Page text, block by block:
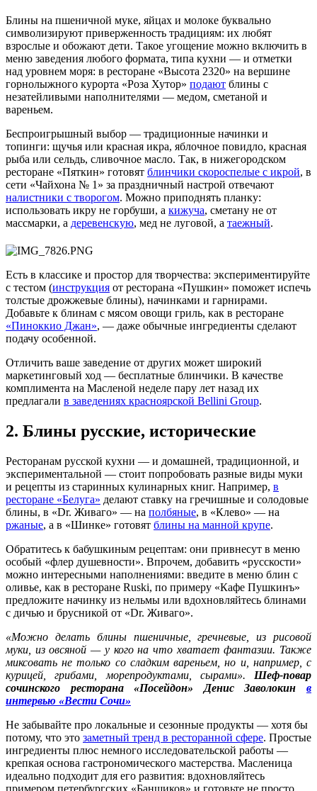
Блины на пшеничной муке, яйцах и молоке буквально
символизируют приверженность традициям: их любят
взрослые и обожают дети. Такое угощение можно включить в
меню заведения любого формата, типа кухни — и отметки
над уровнем моря: в ресторане «Высота 2320» на вершине
горнолыжного курорта «Роза Хутор» подают блины с
незатейливыми наполнителями — медом, сметаной и
вареньем.
Беспроигрышный выбор — традиционные начинки и
топинги: щучья или красная икра, яблочное повидло, красная
рыба или сельдь, сливочное масло. Так, в нижегородском
ресторане «Пяткин» готовят блинчики скороспелые с икрой, в
сети «Чайхона № 1» за праздничный настрой отвечают
налистники с творогом. Можно приподнять планку:
использовать икру не горбуши, а кижуча, сметану не от
массмарки, а деревенскую, мед не луговой, а таежный.
Есть в классике и простор для творчества: экспериментируйте
с тестом (инструкция от ресторана «Пушкин» поможет испечь
толстые дрожжевые блины), начинками и гарнирами.
Добавьте к блинам с мясом овощи гриль, как в ресторане
«Пиноккио Джан», — даже обычные ингредиенты сделают
подачу особенной.
Отличить ваше заведение от других может широкий
маркетинговый ход — бесплатные блинчики. В качестве
комплимента на Масленой неделе пару лет назад их
предлагали в заведениях красноярской Bellini Group.
2. Блины русские, исторические
Ресторанам русской кухни — и домашней, традиционной, и
экспериментальной — стоит попробовать разные виды муки
и рецепты из старинных кулинарных книг. Например, в
ресторане «Белуга» делают ставку на гречишные и солодовые
блины, в «Dr. Живаго» — на полбяные, в «Клево» — на
ржаные, а в «Шинке» готовят блины на манной крупе.
Обратитесь к бабушкиным рецептам: они привнесут в меню
особый «флер душевности». Впрочем, добавить «русскости»
можно интересными наполнениями: введите в меню блин с
оливье, как в ресторане Ruski, по примеру «Кафе Пушкинъ»
предложите начинку из нельмы или вдохновляйтесь блинами
с дичью и брусникой от «Dr. Живаго».
«Можно делать блины пшеничные, гречневые, из рисовой
муки, из овсяной — у кого на что хватает фантазии. Также
миксовать не только со сладким вареньем, но и, например, с
курицей, грибами, морепродуктами, сырами». Шеф-повар
сочинского ресторана «Посейдон» Денис Заволокин в
интервью «Вести Сочи»
Не забывайте про локальные и сезонные продукты — хотя бы
потому, что это заметный тренд в ресторанной сфере. Простые
ингредиенты плюс немного исследовательской работы —
крепкая основа гастрономического мастерства. Масленица
идеально подходит для его развития: вдохновляйтесь
примером петербургских «Банщиков» и готовьте не просто